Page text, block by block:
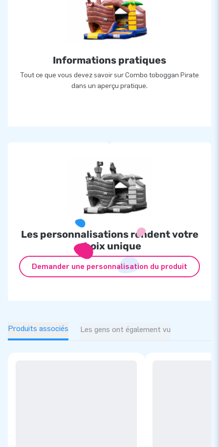
- Densité minimum de 650-680g/m2
- Ignifugé résistant au feu, catégorisé M2
Par ailleurs, JB est convaincu de sa haute qualité et pour
cela offre une garantie unique de 5 ans pour le combo
et grands enfants du monde entier de sauter et s’amuser
avec ses attractions gonflables. De plus, les équipes de
conception, de développement et de logistique fournissent et
innovent en permanence des attractions gonflables uniques !
JB c'est aussi l'assurance d’un service et d’une livraison
professionnels.
Informations pratiques
Tout ce que vous devez savoir sur Combo toboggan Pirate
dans un aperçu pratique.
Les personnalisations rendent votre
choix unique
Demander une personnalisation du produit
Produits associés Les gens ont également vu